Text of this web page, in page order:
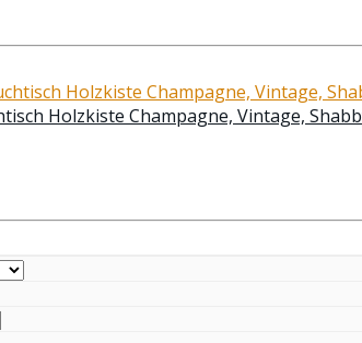
Holzkiste Champagne, Vintage,